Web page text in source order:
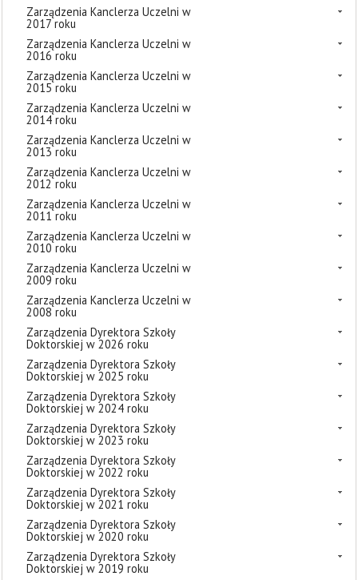
Zarządzenia Kanclerza Uczelni w
2017 roku
Zarządzenia Kanclerza Uczelni w
2016 roku
Zarządzenia Kanclerza Uczelni w
2015 roku
Zarządzenia Kanclerza Uczelni w
2014 roku
Zarządzenia Kanclerza Uczelni w
2013 roku
Zarządzenia Kanclerza Uczelni w
2012 roku
Zarządzenia Kanclerza Uczelni w
2011 roku
Zarządzenia Kanclerza Uczelni w
2010 roku
Zarządzenia Kanclerza Uczelni w
2009 roku
Zarządzenia Kanclerza Uczelni w
2008 roku
Zarządzenia Dyrektora Szkoły
Doktorskiej w 2026 roku
Zarządzenia Dyrektora Szkoły
Doktorskiej w 2025 roku
Zarządzenia Dyrektora Szkoły
Doktorskiej w 2024 roku
Zarządzenia Dyrektora Szkoły
Doktorskiej w 2023 roku
Zarządzenia Dyrektora Szkoły
Doktorskiej w 2022 roku
Zarządzenia Dyrektora Szkoły
Doktorskiej w 2021 roku
Zarządzenia Dyrektora Szkoły
Doktorskiej w 2020 roku
Zarządzenia Dyrektora Szkoły
Doktorskiej w 2019 roku